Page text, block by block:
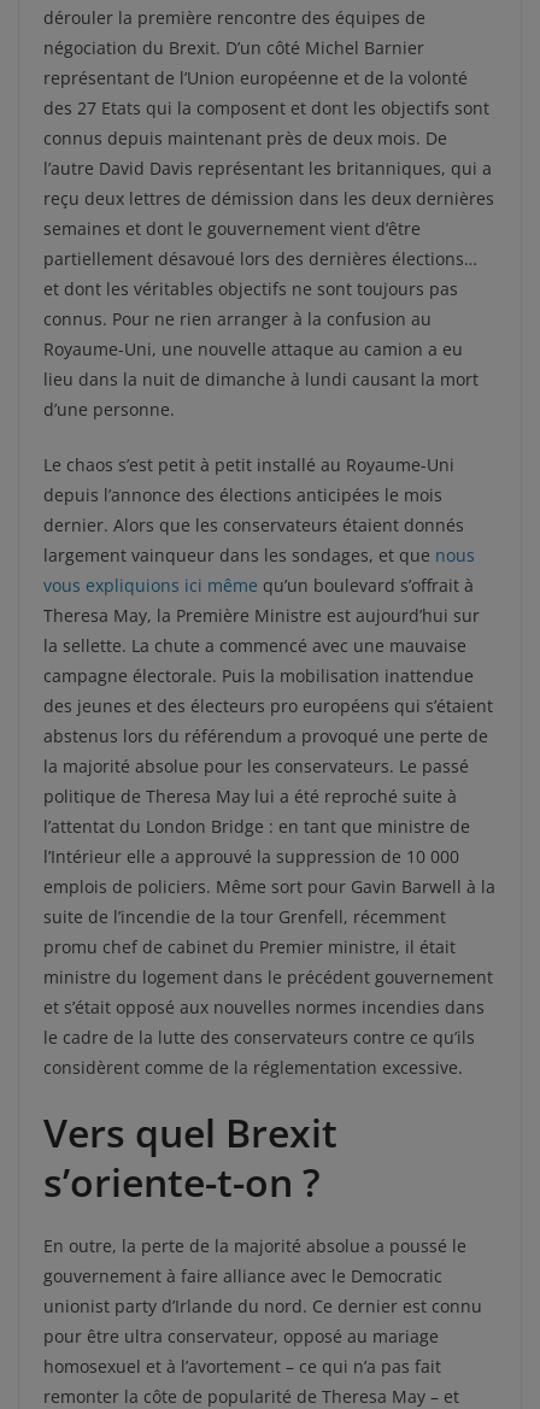
dérouler la première rencontre des équipes de
négociation du Brexit. D’un côté Michel Barnier
représentant de l’Union européenne et de la volonté
des 27 Etats qui la composent et dont les objectifs sont
connus depuis maintenant près de deux mois. De
l’autre David Davis représentant les britanniques, qui a
reçu deux lettres de démission dans les deux dernières
semaines et dont le gouvernement vient d’être
partiellement désavoué lors des dernières élections…
et dont les véritables objectifs ne sont toujours pas
connus. Pour ne rien arranger à la confusion au
Royaume-Uni, une nouvelle attaque au camion a eu
lieu dans la nuit de dimanche à lundi causant la mort
d’une personne.
Le chaos s’est petit à petit installé au Royaume-Uni
depuis l’annonce des élections anticipées le mois
dernier. Alors que les conservateurs étaient donnés
largement vainqueur dans les sondages, et que nous
vous expliquions ici même qu’un boulevard s’offrait à
Theresa May, la Première Ministre est aujourd’hui sur
la sellette. La chute a commencé avec une mauvaise
campagne électorale. Puis la mobilisation inattendue
des jeunes et des électeurs pro européens qui s’étaient
abstenus lors du référendum a provoqué une perte de
la majorité absolue pour les conservateurs. Le passé
politique de Theresa May lui a été reproché suite à
l’attentat du London Bridge : en tant que ministre de
l’Intérieur elle a approuvé la suppression de 10 000
emplois de policiers. Même sort pour Gavin Barwell à la
suite de l’incendie de la tour Grenfell, récemment
promu chef de cabinet du Premier ministre, il était
ministre du logement dans le précédent gouvernement
et s’était opposé aux nouvelles normes incendies dans
le cadre de la lutte des conservateurs contre ce qu’ils
considèrent comme de la réglementation excessive.
Vers quel Brexit
s’oriente-t-on ?
En outre, la perte de la majorité absolue a poussé le
gouvernement à faire alliance avec le Democratic
unionist party d’Irlande du nord. Ce dernier est connu
pour être ultra conservateur, opposé au mariage
homosexuel et à l’avortement – ce qui n’a pas fait
remonter la côte de popularité de Theresa May – et